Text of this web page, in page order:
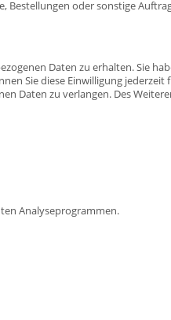
Bestellungen oder sonstige
Daten zu erhalten. Sie
Sie diese Einwilligung
Daten zu verlangen. Des
Analyseprogrammen.